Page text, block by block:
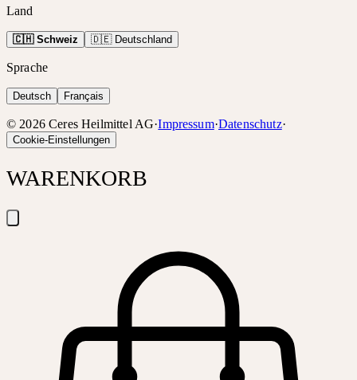
Land
🇨🇭 Schweiz 🇩🇪 Deutschland
Sprache
Deutsch Français
© 2026 Ceres Heilmittel AG·Impressum·Datenschutz·
Cookie-Einstellungen
WARENKORB